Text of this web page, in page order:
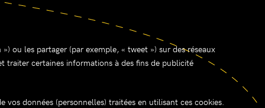
ou les partager (par exemple, « tweet ») sur des réseaux
traiter certaines informations à des fins de publicité
données (personnelles) traitées en utilisant ces cookies.